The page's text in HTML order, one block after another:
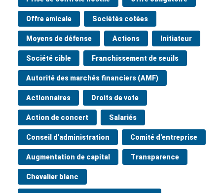
Offre amicale Sociétés cotées
Moyens de défense Actions Initiateur
Société cible Franchissement de seuils
Autorité des marchés financiers (AMF)
Actionnaires Droits de vote
Action de concert Salariés
Conseil d'administration Comité d'entreprise
Augmentation de capital Transparence
Chevalier blanc